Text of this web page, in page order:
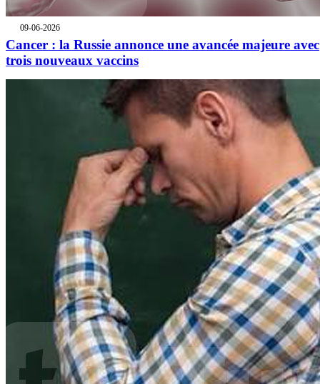
09-06-2026
Cancer : la Russie annonce une avancée majeure avec
trois nouveaux vaccins